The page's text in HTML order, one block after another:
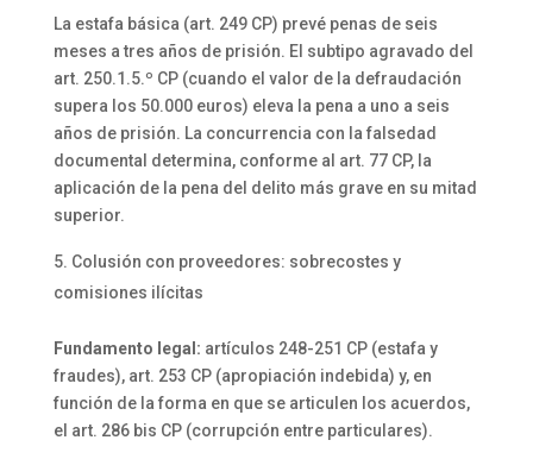
La estafa básica (art. 249 CP) prevé penas de seis
meses a tres años de prisión. El subtipo agravado del
art. 250.1.5.º CP (cuando el valor de la defraudación
supera los 50.000 euros) eleva la pena a uno a seis
años de prisión. La concurrencia con la falsedad
documental determina, conforme al art. 77 CP, la
aplicación de la pena del delito más grave en su mitad
superior.
Colusión con proveedores: sobrecostes y
comisiones ilícitas
Fundamento legal: artículos 248-251 CP (estafa y
fraudes), art. 253 CP (apropiación indebida) y, en
función de la forma en que se articulen los acuerdos,
el art. 286 bis CP (corrupción entre particulares).